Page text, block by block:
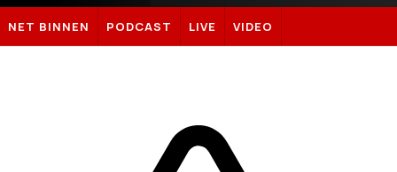
Sportnieuws.nl
NET BINNEN PODCAST LIVE VIDEO